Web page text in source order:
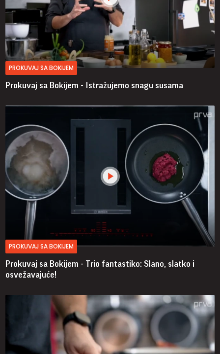
PROKUVAJ SA BOKIJEM
Prokuvaj sa Bokijem - Istražujemo snagu susama
PROKUVAJ SA BOKIJEM
Prokuvaj sa Bokijem - Trio fantastiko: Slano, slatko i
osvežavajuće!